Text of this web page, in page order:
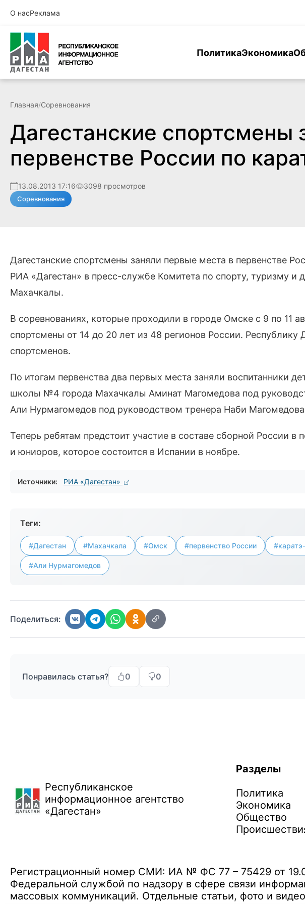
О насРеклама
ПолитикаЭкономика
Главная/Соревнования
Дагестанские спортсмены
первенстве России по
13.08.2013 17:16 3098 просмотров
Соревнования
Дагестанские спортсмены заняли первые места в первенстве
РИА «Дагестан» в пресс-службе Комитета по спорту, туризму и
Махачкалы.
В соревнованиях, которые проходили в городе Омске с 9 по 11
спортсмены от 14 до 20 лет из 48 регионов России. Республику
спортсменов.
По итогам первенства два первых места заняли воспитанники
школы №4 города Махачкалы Аминат Магомедова под
Али Нурмагомедов под руководством тренера Наби
Теперь ребятам предстоит участие в составе сборной России в
и юниоров, которое состоится в Испании в ноябре.
Источники: РИА «Дагестан»
Теги:
#Дагестан #Махачкала #Омск #первенство России
#Али Нурмагомедов
Поделиться:
Понравилась статья? 0 0
Республиканское
информационное агентство
«Дагестан»
Разделы
Политика
Экономика
Общество
Регистрационный номер СМИ: ИА № ФС 77 – 75429 от
Федеральной службой по надзору в сфере связи
массовых коммуникаций. Отдельные статьи, фото и